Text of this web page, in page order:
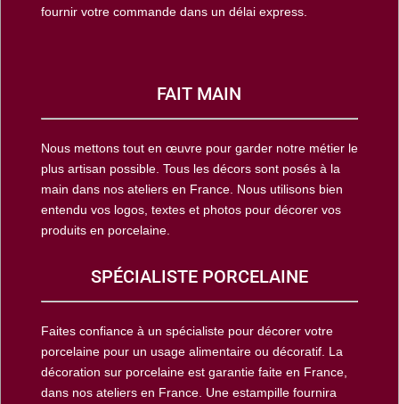
fournir votre commande dans un délai express.
FAIT MAIN
Nous mettons tout en œuvre pour garder notre métier le
plus artisan possible. Tous les décors sont posés à la
main dans nos ateliers en France. Nous utilisons bien
entendu vos logos, textes et photos pour décorer vos
produits en porcelaine.
SPÉCIALISTE PORCELAINE
Faites confiance à un spécialiste pour décorer votre
porcelaine pour un usage alimentaire ou décoratif. La
décoration sur porcelaine est garantie faite en France,
dans nos ateliers en France. Une estampille fournira